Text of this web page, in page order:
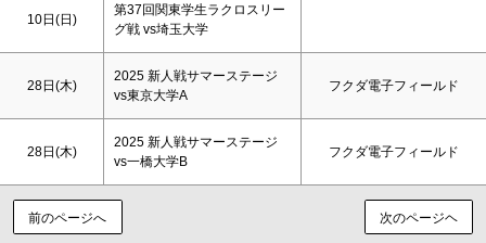
10日(日)
第37回関東学生ラクロスリー
グ戦 vs埼玉大学
28日(木)
2025 新人戦サマーステージ
vs東京大学A
フクダ電子フィールド
28日(木)
2025 新人戦サマーステージ
vs一橋大学B
フクダ電子フィールド
前のページへ 次のページヘ